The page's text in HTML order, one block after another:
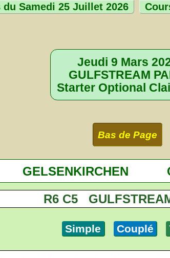
du Samedi 25 Juillet 2026
Jeudi 9 Mars
GULFSTREAM
Starter Optional
Bas de Page
GELSENKIRCHEN
R6 C5
Simple Couplé